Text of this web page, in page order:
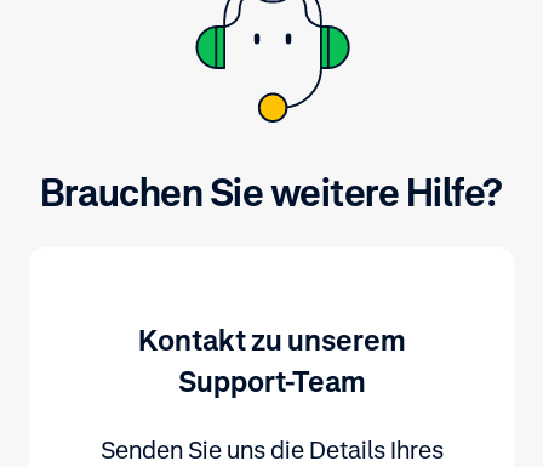
Brauchen Sie weitere Hilfe?
Kontakt zu unserem
Support-Team
Senden Sie uns die Details Ihres